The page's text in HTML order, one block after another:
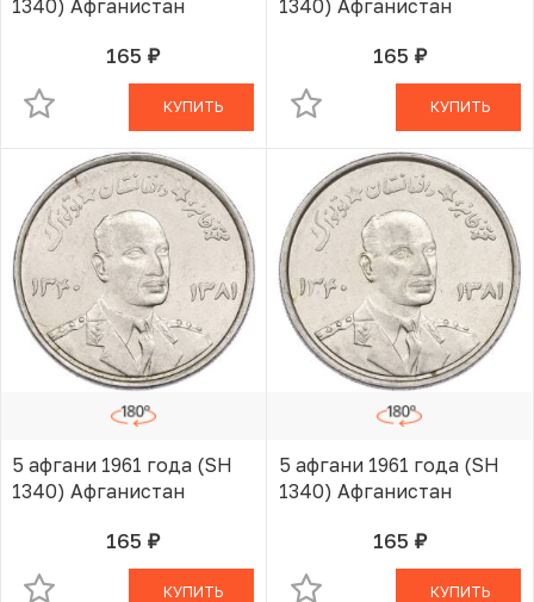
1340) Афганистан
165 руб.В КОРЗИНЕ
КУПИТЬ
1340) Афганистан
165 руб.В КОРЗИНЕ
КУПИТЬ
5 афгани 1961 года (SH
1340) Афганистан
165 руб.В КОРЗИНЕ
КУПИТЬ
5 афгани 1961 года (SH
1340) Афганистан
165 руб.В КОРЗИНЕ
КУПИТЬ